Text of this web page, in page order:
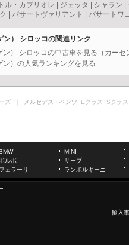
ル・カブリオレ ジェッタ シャラン
パサートヴァリアント パサートワ
） シロッコの関連リンク
） シロッコの中古車を見る（カーセ
）の人気ランキングを見る
ズ ｜ メルセデス・ベンツ Eクラス Sクラス
MINI
ボルボ サーブ
フェラーリ ランボルギーニ
輸入車